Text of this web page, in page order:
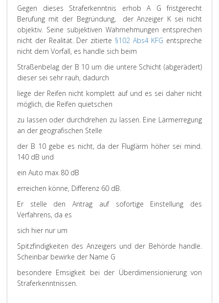
Gegen dieses Straferkenntnis erhob A G fristgerecht
Berufung mit der Begründung, der Anzeiger K sei nicht
objektiv. Seine subjektiven Wahrnehmungen entsprechen
nicht der Realität. Der zitierte §102 Abs4 KFG entspreche
nicht dem Vorfall, es handle sich beim
Straßenbelag der B 10 um die untere Schicht (abgerädert)
dieser sei sehr rauh, dadurch
liege der Reifen nicht komplett auf und es sei daher nicht
möglich, die Reifen quietschen
zu lassen oder durchdrehen zu lassen. Eine Lärmerregung
an der geografischen Stelle
der B 10 gebe es nicht, da der Fluglärm höher sei mind.
140 dB und
ein Auto max 80 dB
erreichen könne, Differenz 60 dB.
Er stelle den Antrag auf sofortige Einstellung des
Verfahrens, da es
sich hier nur um
Spitzfindigkeiten des Anzeigers und der Behörde handle.
Scheinbar bewirke der Name G
besondere Emsigkeit bei der Überdimensionierung von
Straferkenntnissen.